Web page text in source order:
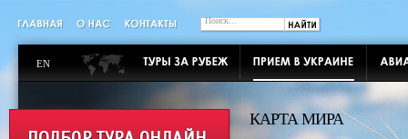
EN
КАРТА МИРА